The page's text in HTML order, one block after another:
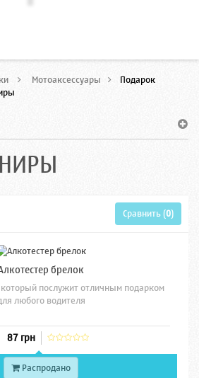
> Мотоаксессуары > Подарок
Сравнить (0)
брелок
послужит отличным подарком
любого водителя
87 грн
Распродано